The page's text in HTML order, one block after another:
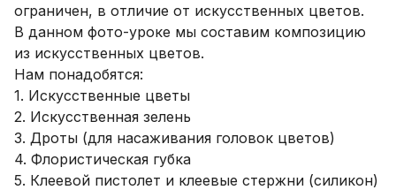
ограничен, в отличие от искусственных цветов.
В данном фото-уроке мы составим композицию
из искусственных цветов.
Нам понадобятся:
1. Искусственные цветы
2. Искусственная зелень
3. Дроты (для насаживания головок цветов)
4. Флористическая губка
5. Клеевой пистолет и клеевые стержни (силикон)